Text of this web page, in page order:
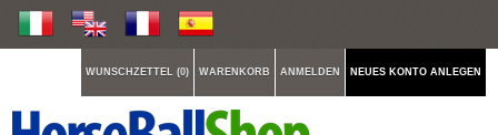
WUNSCHZETTEL (0) WARENKORB ANMELDEN NEUES KONTO ANLEGEN